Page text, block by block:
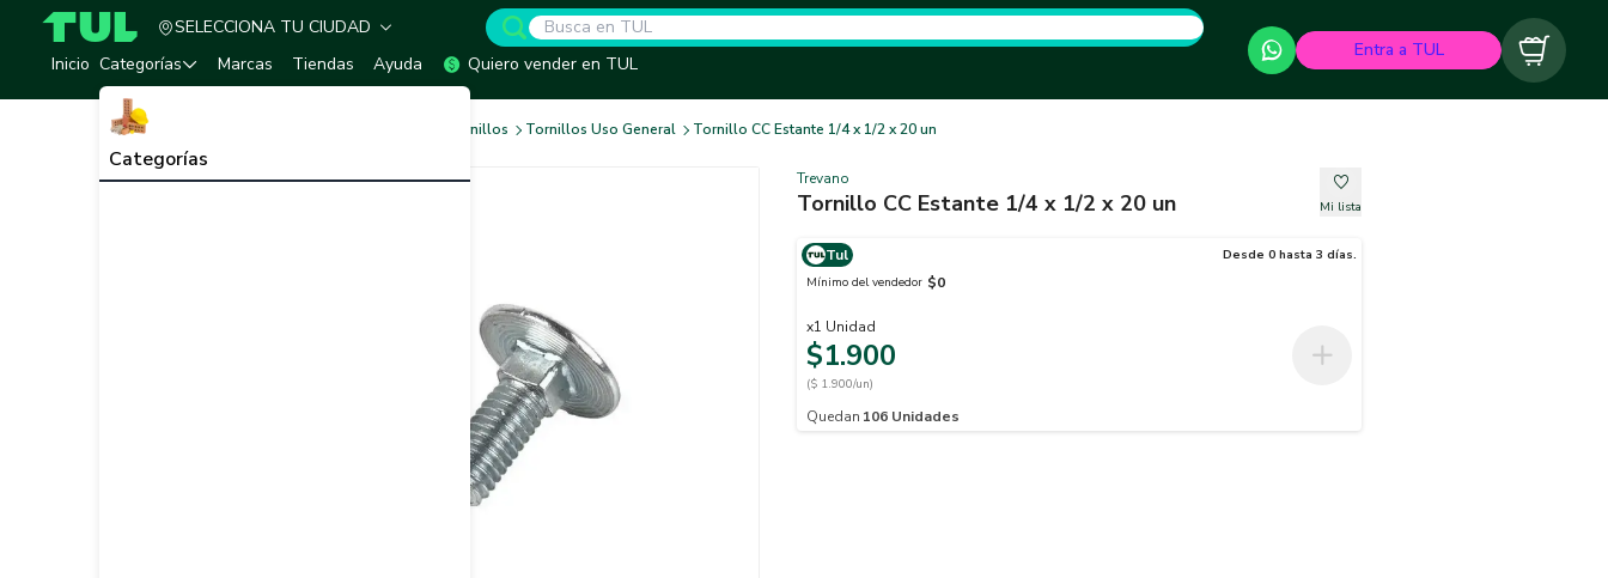
TUL - Tu Marketplace de Construcción
SELECCIONA TU CIUDAD
Inicio Categorías
Categorías
Marcas Tiendas Ayuda Quiero vender en TUL
Entra a TUL Carrito
Tornillos Tornillos Uso General Tornillo CC Estante 1/4 x 1/2 x 20 un
Trevano
Tornillo CC Estante 1/4 x 1/2 x 20 un Mi lista
Tul
Desde 0 hasta 3 días.
Mínimo del vendedor $0
x1 Unidad
$1.900
($ 1.900/un)
Quedan 106 Unidades